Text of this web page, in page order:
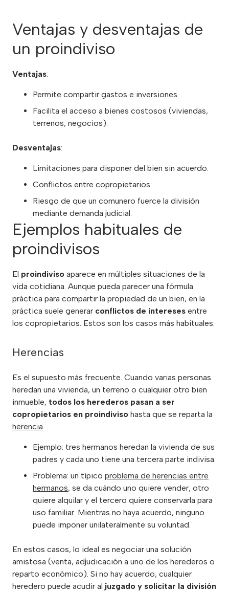
Ventajas y desventajas de
un proindiviso
Ventajas:
Permite compartir gastos e inversiones.
Facilita el acceso a bienes costosos (viviendas,
terrenos, negocios).
Desventajas:
Limitaciones para disponer del bien sin acuerdo.
Conflictos entre copropietarios.
Riesgo de que un comunero fuerce la división
mediante demanda judicial.
Ejemplos habituales de
proindivisos
El proindiviso aparece en múltiples situaciones de la
vida cotidiana. Aunque pueda parecer una fórmula
práctica para compartir la propiedad de un bien, en la
práctica suele generar conflictos de intereses entre
los copropietarios. Estos son los casos más habituales:
Herencias
Es el supuesto más frecuente. Cuando varias personas
heredan una vivienda, un terreno o cualquier otro bien
inmueble, todos los herederos pasan a ser
copropietarios en proindiviso hasta que se reparta la
herencia.
Ejemplo: tres hermanos heredan la vivienda de sus
padres y cada uno tiene una tercera parte indivisa.
Problema: un típico problema de herencias entre
hermanos, se da cuándo uno quiere vender, otro
quiere alquilar y el tercero quiere conservarla para
uso familiar. Mientras no haya acuerdo, ninguno
puede imponer unilateralmente su voluntad.
En estos casos, lo ideal es negociar una solución
amistosa (venta, adjudicación a uno de los herederos o
reparto económico). Si no hay acuerdo, cualquier
heredero puede acudir al juzgado y solicitar la división